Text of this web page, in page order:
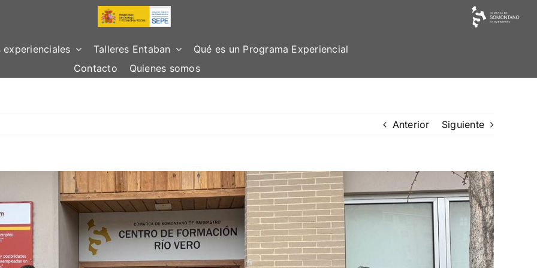
experienciales Talleres Entaban
Qué es un Programa Experiencial
Contacto
Quienes somos
Anterior Siguiente